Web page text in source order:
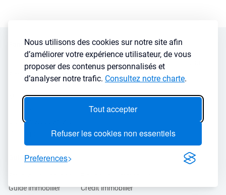
Nous utilisons des cookies sur notre site afin
d’améliorer votre expérience utilisateur, de vous
proposer des contenus personnalisés et
d’analyser notre trafic. Consultez notre charte.
Tout accepter
Refuser les cookies non essentiels
Preferences
Fonctionnalités
Extension navigateur
Simulateur d’investissement
Moteur de recherche immobilier
Blog investissement
Offres professionnels
A propos
Programme ambassadeur
Avis client
Presse
FAQ
Guides
Guide immobilier
Crédit immobilier